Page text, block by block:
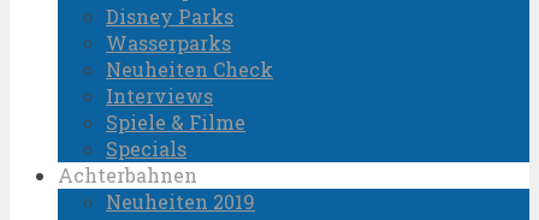
Disney Parks
Wasserparks
Neuheiten Check
Interviews
Spiele & Filme
Specials
Achterbahnen
Neuheiten 2019